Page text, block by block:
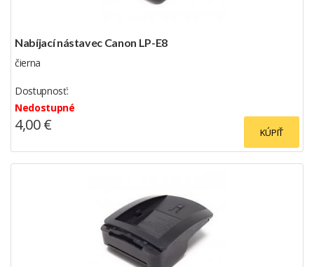
Nabíjací nástavec Canon LP-E8
čierna
Dostupnosť:
Nedostupné
KÚPIŤ
4,00 €